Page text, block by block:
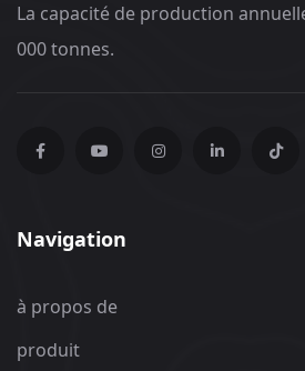
La capacité de production
000 tonnes.
Navigation
à propos de
produit